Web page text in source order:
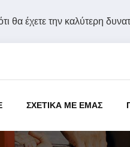
θα έχετε την καλύτερη
ΣΧΕΤΙΚΑ ΜΕ ΕΜΑΣ